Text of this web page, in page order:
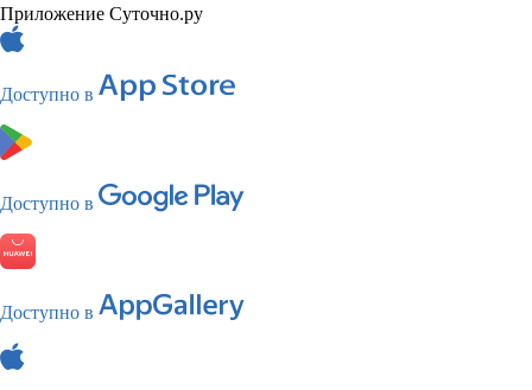
Приложение Суточно.ру
Доступно в
Доступно в
Доступно в